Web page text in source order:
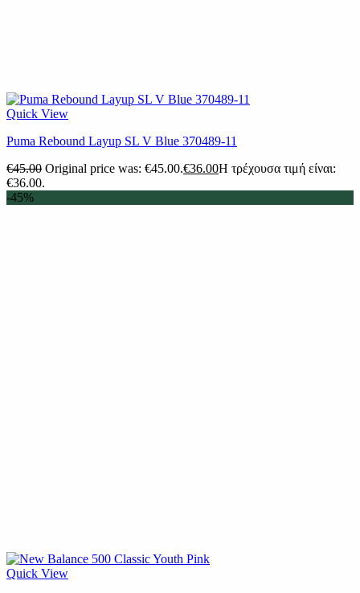
Quick View
Puma Rebound Layup SL V Blue 370489-11
€45.00 Original price was: €45.00.€36.00Η τρέχουσα τιμή είναι:
€36.00.
-45%
Quick View